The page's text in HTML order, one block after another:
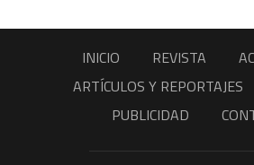
INICIO REVISTA
ARTÍCULOS Y REPORTAJES
PUBLICIDAD